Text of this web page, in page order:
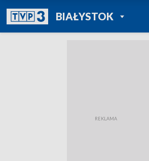
BIAŁYSTOKPOWRÓT DO
TVP REGIONY